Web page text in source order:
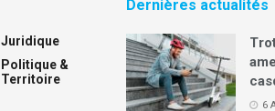
Juridique
Politique &
Territoire
Dernières actualités
6